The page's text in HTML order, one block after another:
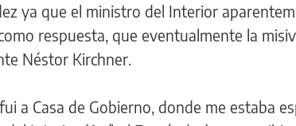
ya que el ministro del Interior
respuesta, que eventualmente la
Néstor Kirchner.
a Casa de Gobierno, donde me estaba